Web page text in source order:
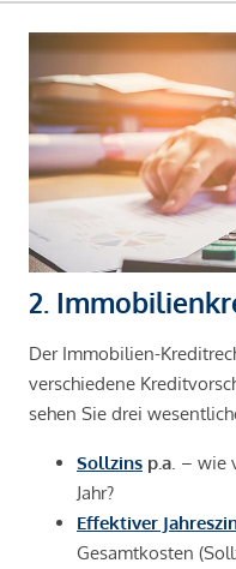
2.
Der Immobilien-
verschiedene
sehen Sie drei
Sollzins p.a . –
Jahr?
Effektiver
Gesamtkosten